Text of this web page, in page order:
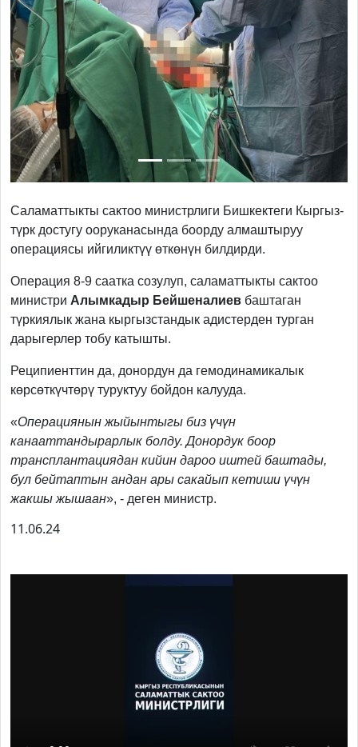
Саламаттыкты сактоо министрлиги Бишкектеги Кыргыз-
түрк достугу ооруканасында боорду алмаштыруу
операциясы ийгиликтүү өткөнүн билдирди.
Операция 8-9 саатка созулуп, саламаттыкты сактоо
министри Алымкадыр Бейшеналиев баштаган
түркиялык жана кыргызстандык адистерден турган
дарыгерлер тобу катышты.
Реципиенттин да, донордун да гемодинамикалык
көрсөткүчтөрү туруктуу бойдон калууда.
«Операциянын жыйынтыгы биз үчүн
канааттандырарлык болду. Донордук боор
трансплантациядан кийин дароо иштей баштады,
бул бейтаптын андан ары сакайып кетиши үчүн
жакшы жышаан», - деген министр.
11.06.24